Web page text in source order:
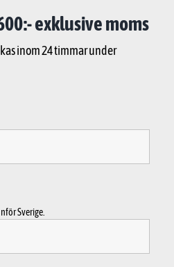
exklusive moms
inom 24 timmar under
Sverige.